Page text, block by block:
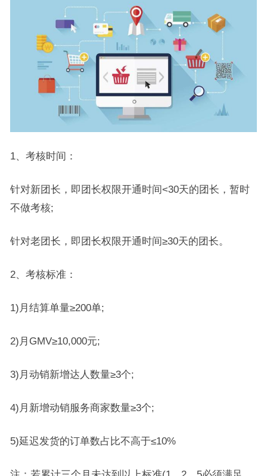
1、考核时间：
针对新团长，即团长权限开通时间<30天的团长，暂时
不做考核;
针对老团长，即团长权限开通时间≥30天的团长。
2、考核标准：
1)月结算单量≥200单;
2)月GMV≥10,000元;
3)月动销新增达人数量≥3个;
4)月新增动销服务商家数量≥3个;
5)延迟发货的订单数占比不高于≤10%